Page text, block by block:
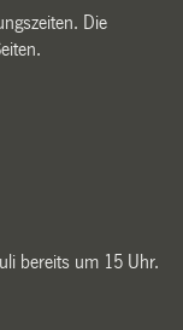
Die
bereits um 15 Uhr.